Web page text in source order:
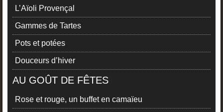
L’Aïoli Provençal
Gammes de Tartes
Pots et potées
Douceurs d’hiver
AU GOÛT DE FÊTES
Rose et rouge, un buffet en camaïeu